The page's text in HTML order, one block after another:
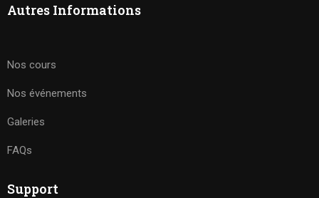
Autres Informations
Nos cours
Nos événements
Galeries
FAQs
Support